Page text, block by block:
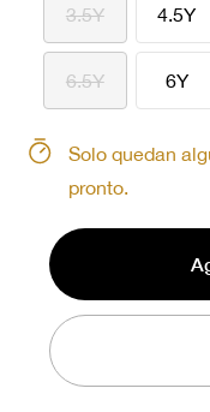
3.5Y 4.5Y
6.5Y 6Y
Solo quedan
pronto.